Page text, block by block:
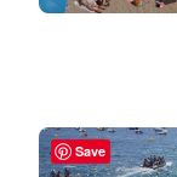
Save